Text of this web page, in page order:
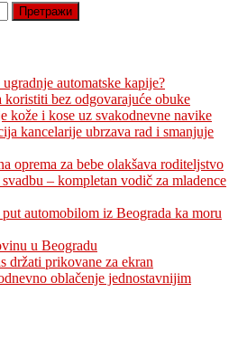
automatske kapije?
koristiti bez odgovarajuće obuke
kože i kose uz svakodnevne navike
kancelarije ubrzava rad i smanjuje
oprema za bebe olakšava roditeljstvo
– kompletan vodič za mladence
automobilom iz Beograda ka moru
u Beogradu
držati prikovane za ekran
oblačenje jednostavnijim